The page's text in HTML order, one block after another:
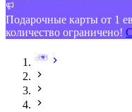
Подарочные карты от 1
количество ограничено!